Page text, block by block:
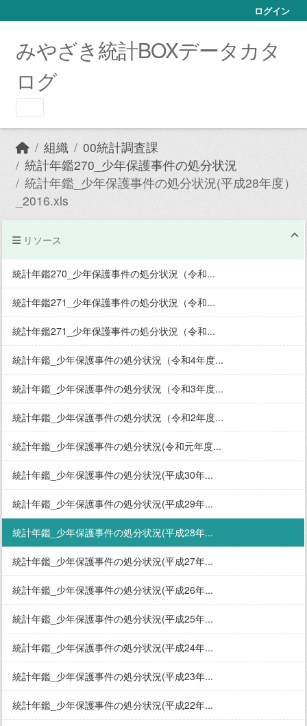
ログイン
みやざき統計BOXデータカタ
ログ
組織
00統計調査課
統計年鑑270_少年保護事件の処分状況
統計年鑑_少年保護事件の処分状況(平成28年度）
_2016.xls
リソース
統計年鑑270_少年保護事件の処分状況（令和...
統計年鑑271_少年保護事件の処分状況（令和...
統計年鑑271_少年保護事件の処分状況（令和...
統計年鑑_少年保護事件の処分状況（令和4年度...
統計年鑑_少年保護事件の処分状況（令和3年度...
統計年鑑_少年保護事件の処分状況（令和2年度...
統計年鑑_少年保護事件の処分状況(令和元年度...
統計年鑑_少年保護事件の処分状況(平成30年...
統計年鑑_少年保護事件の処分状況(平成29年...
統計年鑑_少年保護事件の処分状況(平成28年...
統計年鑑_少年保護事件の処分状況(平成27年...
統計年鑑_少年保護事件の処分状況(平成26年...
統計年鑑_少年保護事件の処分状況(平成25年...
統計年鑑_少年保護事件の処分状況(平成24年...
統計年鑑_少年保護事件の処分状況(平成23年...
統計年鑑_少年保護事件の処分状況(平成22年...